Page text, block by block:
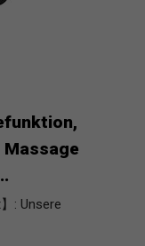
Massage
: Unsere